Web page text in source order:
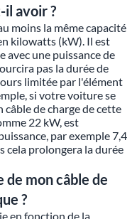
avoir ?
moins la même capacité
kilowatts (kW). Il est
une puissance de
pas la durée de
limitée par l'élément
si votre voiture se
câble de charge de cette
22 kW, est
par exemple 7,4
cela prolongera la durée
de mon câble de
?
en fonction de la